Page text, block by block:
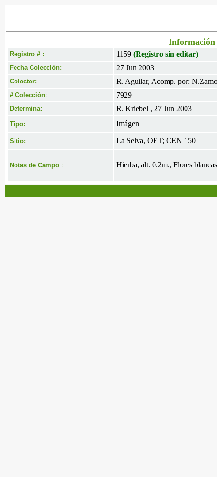
Información
Registro # : 1159 (Registro sin editar)
Fecha Colección: 27 Jun 2003
Colector: R. Aguilar, Acomp. por:
# Colección: 7929
Determina: R. Kriebel , 27 Jun 2003
Tipo: Imágen
Sitio: La Selva, OET; CEN 150
Notas de Campo : Hierba, alt. 0.2m., Flores